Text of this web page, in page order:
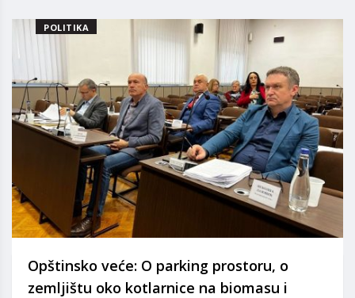
POLITIKA
Opštinsko veće: O parking prostoru, o
zemljištu oko kotlarnice na biomasu i